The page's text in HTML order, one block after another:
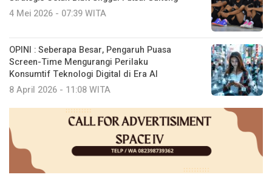
4 Mei 2026 - 07:39 WITA
OPINI : Seberapa Besar, Pengaruh Puasa
Screen-Time Mengurangi Perilaku
Konsumtif Teknologi Digital di Era AI
8 April 2026 - 11:08 WITA